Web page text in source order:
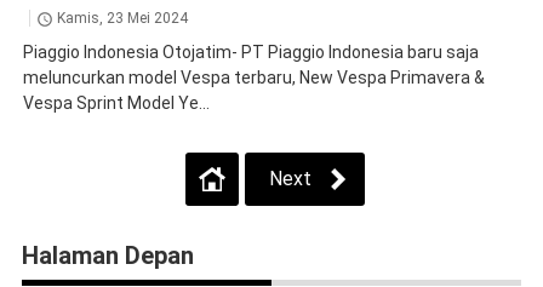
Kamis, 23 Mei 2024
Piaggio Indonesia Otojatim- PT Piaggio Indonesia baru saja
meluncurkan model Vespa terbaru, New Vespa Primavera &
Vespa Sprint Model Ye...
Next
Halaman Depan